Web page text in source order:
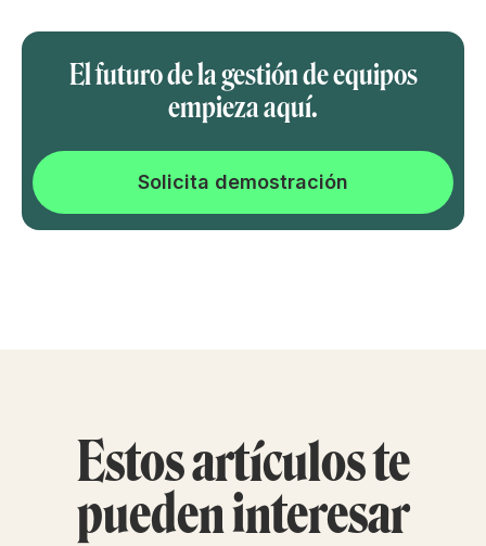
El futuro de la gestión de equipos
empieza aquí.
Solicita demostración
Estos artículos te
pueden interesar